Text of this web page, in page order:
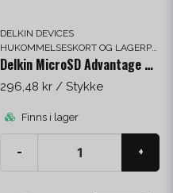
DELKIN DEVICES
HUKOMMELSESKORT OG LAGERPLADS
Delkin MicroSD Advantage 32 GB
296,48 kr / Stykke
Finns i lager
- +